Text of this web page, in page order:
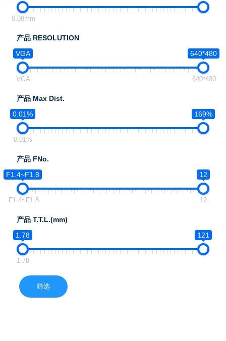
0.08mm
产品 RESOLUTION
VGA
640*480
VGA 640*480
产品 Max Dist.
0.01%
169%
0.01%
产品 FNo.
F1.4~F1.8
12
F1.4~F1.8 12
产品 T.T.L.(mm)
1.78
121
1.78
筛选